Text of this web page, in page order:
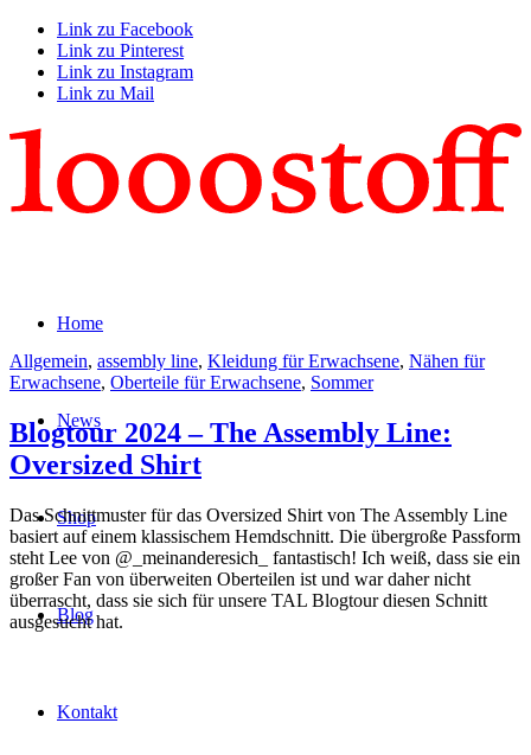
Link zu Facebook
Link zu Pinterest
Link zu Instagram
Link zu Mail
Home
News
Shop
Blog
Kontakt
Allgemein, assembly line, Kleidung für Erwachsene, Nähen für
Erwachsene, Oberteile für Erwachsene, Sommer
Blogtour 2024 – The Assembly Line:
Oversized Shirt
Das Schnittmuster für das Oversized Shirt von The Assembly Line
basiert auf einem klassischem Hemdschnitt. Die übergroße Passform
steht Lee von @_meinanderesich_ fantastisch! Ich weiß, dass sie ein
großer Fan von überweiten Oberteilen ist und war daher nicht
überrascht, dass sie sich für unsere TAL Blogtour diesen Schnitt
ausgesucht hat.